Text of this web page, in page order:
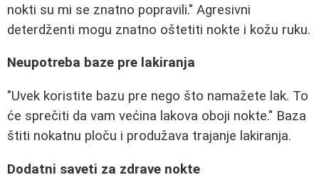
nokti su mi se znatno popravili." Agresivni
deterdženti mogu znatno oštetiti nokte i kožu ruku.
Neupotreba baze pre lakiranja
"Uvek koristite bazu pre nego što namažete lak. To
će sprečiti da vam većina lakova oboji nokte." Baza
štiti nokatnu ploču i produžava trajanje lakiranja.
Dodatni saveti za zdrave nokte